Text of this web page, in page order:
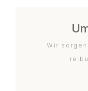
Wir